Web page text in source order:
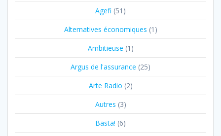
Agefi (51)
Alternatives économiques (1)
Ambitieuse (1)
Argus de l'assurance (25)
Arte Radio (2)
Autres (3)
Basta! (6)